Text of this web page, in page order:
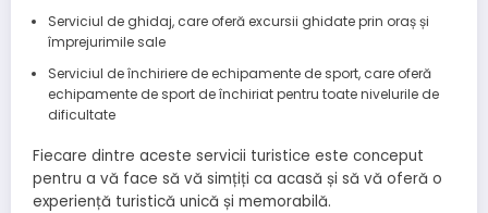
Serviciul de ghidaj, care oferă excursii ghidate prin oraș și
împrejurimile sale
Serviciul de închiriere de echipamente de sport, care oferă
echipamente de sport de închiriat pentru toate nivelurile de
dificultate
Fiecare dintre aceste servicii turistice este conceput
pentru a vă face să vă simțiți ca acasă și să vă oferă o
experiență turistică unică și memorabilă.